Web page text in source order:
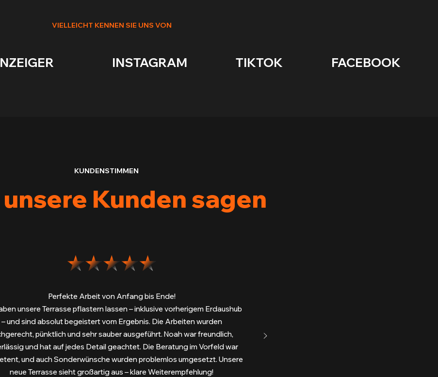
VIELLEICHT KENNEN SIE UNS VON
INSTAGRAM                    TIKTOK
KUNDENSTIMMEN
unsere Kunden sagen
Perfekte Arbeit von Anfang bis Ende!
unsere Terrasse pflastern lassen – inklusive vorherigem Erdaushub
– und sind absolut begeistert vom Ergebnis. Die Arbeiten wurden
pünktlich und sehr sauber ausgeführt. Noah war freundlich,
und hat auf jedes Detail geachtet. Die Beratung im Vorfeld war
und auch Sonderwünsche wurden problemlos umgesetzt. Unsere
neue Terrasse sieht großartig aus – klare Weiterempfehlung!